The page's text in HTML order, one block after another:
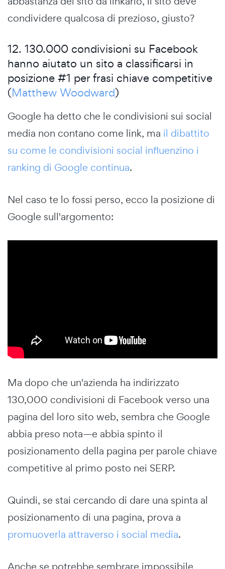
condividere qualcosa di prezioso, giusto?
12. 130.000 condivisioni su Facebook
hanno aiutato un sito a classificarsi in
posizione #1 per frasi chiave competitive
(Matthew Woodward)
Google ha detto che le condivisioni sui social
media non contano come link, ma il dibattito
su come le condivisioni social influenzino i
ranking di Google continua.
Nel caso te lo fossi perso, ecco la posizione di
Google sull'argomento:
Ma dopo che un'azienda ha indirizzato
130,000 condivisioni di Facebook verso una
pagina del loro sito web, sembra che Google
abbia preso nota—e abbia spinto il
posizionamento della pagina per parole chiave
competitive al primo posto nei SERP.
Quindi, se stai cercando di dare una spinta al
posizionamento di una pagina, prova a
promuoverla attraverso i social media.
Anche se potrebbe sembrare impossibile